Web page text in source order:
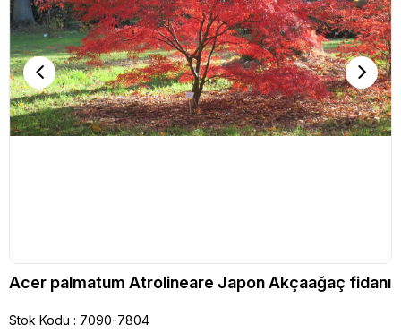
Acer palmatum Atrolineare Japon Akçaağaç fidanı
Stok Kodu
7090-7804